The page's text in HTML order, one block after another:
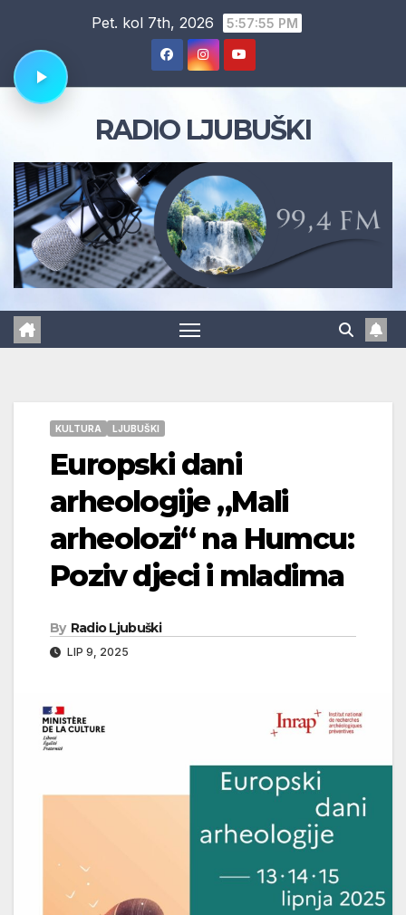
content
Pet. kol 7th, 2026 5:57:56 PM
RADIO LJUBUŠKI
KULTURA LJUBUŠKI
Europski dani
arheologije „Mali
arheolozi“ na Humcu:
Poziv djeci i mladima
By Radio Ljubuški
LIP 9, 2025